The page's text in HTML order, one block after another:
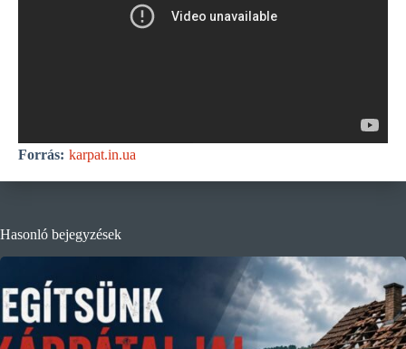
Forrás: karpat.in.ua
Hasonló bejegyzések